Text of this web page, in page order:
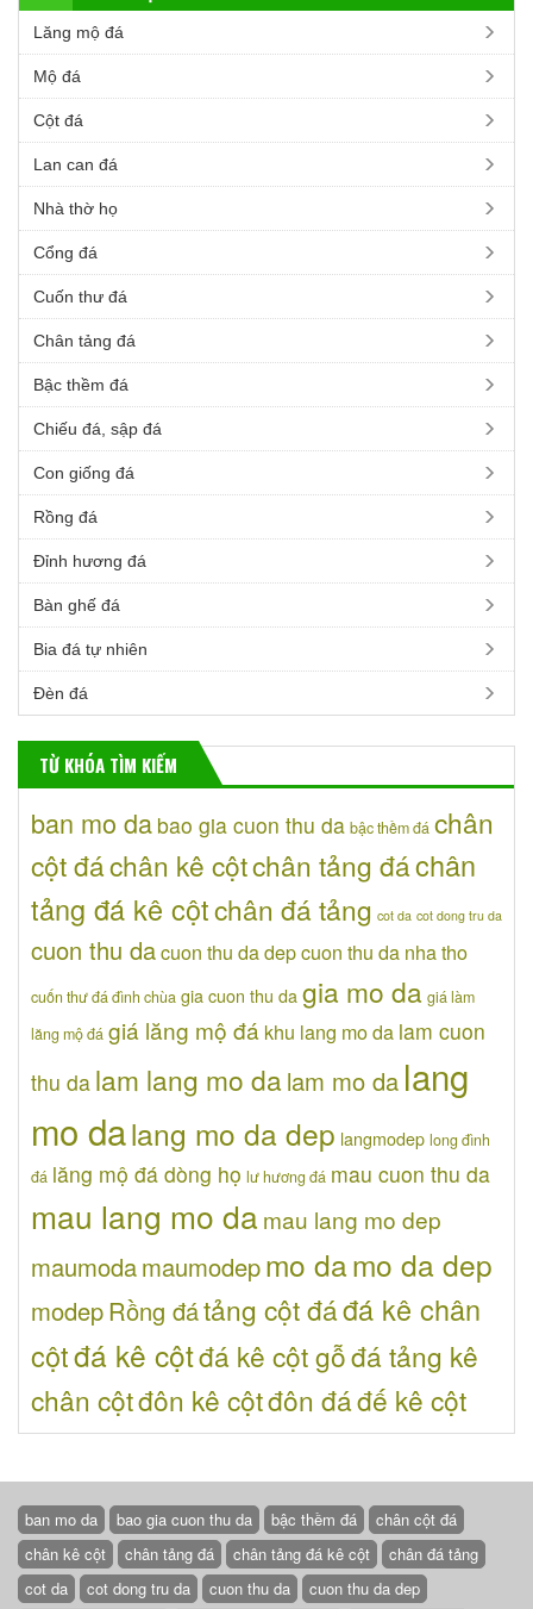
Lăng mộ đá
Mộ đá
Cột đá
Lan can đá
Nhà thờ họ
Cổng đá
Cuốn thư đá
Chân tảng đá
Bậc thềm đá
Chiếu đá, sập đá
Con giống đá
Rồng đá
Đỉnh hương đá
Bàn ghế đá
Bia đá tự nhiên
Đèn đá
TỪ KHÓA TÌM KIẾM
ban mo da bao gia cuon thu da bậc thềm đá chân
cột đáchân kê cộtchân tảng đáchân
tảng đá kê cộtchân đá tảng cot da cot dong tru da
cuon thu dacuon thu da depcuon thu da nha tho
cuốn thư đá đình chùa gia cuon thu da gia mo da giá làm
lăng mộ đá giá lăng mộ đá khu lang mo da lam cuon
thu da lam lang mo dalam mo da lang
mo dalang mo da dep langmodep long đình
đá lăng mộ đá dòng họ lư hương đá mau cuon thu da
mau lang mo damau lang mo dep
maumodamaumodepmo damo da dep
modepRồng đátảng cột đáđá kê chân
cộtđá kê cộtđá kê cột gỗđá tảng kê
chân cộtđôn kê cộtđôn đáđế kê cột
ban mo da bao gia cuon thu da bậc thềm đá
chân cột đá
chân kê cột
chân tảng đá chân tảng đá kê cột
chân đá tảng
cot da
cot dong tru da cuon thu da
cuon thu da dep